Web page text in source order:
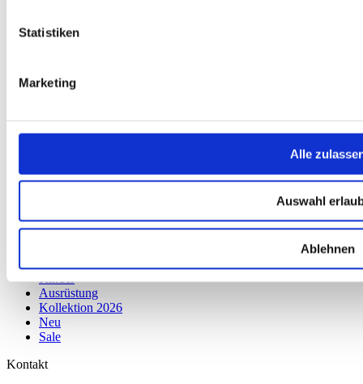
Statistiken
Marketing
Alle
Auswahl
Ablehnen
Mein Konto
Nachhaltigkeit
AGB
Datenschutz
WIDERRUF ERKLÄREN
Karten & Bücher
Ausrüstung
Kollektion 2026
Neu
Sale
Kontakt